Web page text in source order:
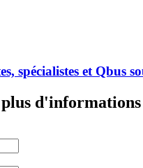
spécialistes et Qbus